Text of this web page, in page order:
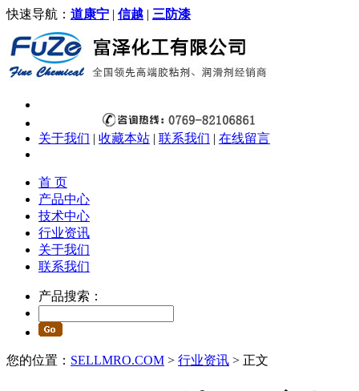
快速导航： 道康宁 | 信越 | 三防漆
关于我们 | 收藏本站 | 联系我们 | 在线留言
首 页
产品中心
技术中心
行业资讯
关于我们
联系我们
产品搜索：
您的位置： SELLMRO.COM > 行业资讯 > 正文